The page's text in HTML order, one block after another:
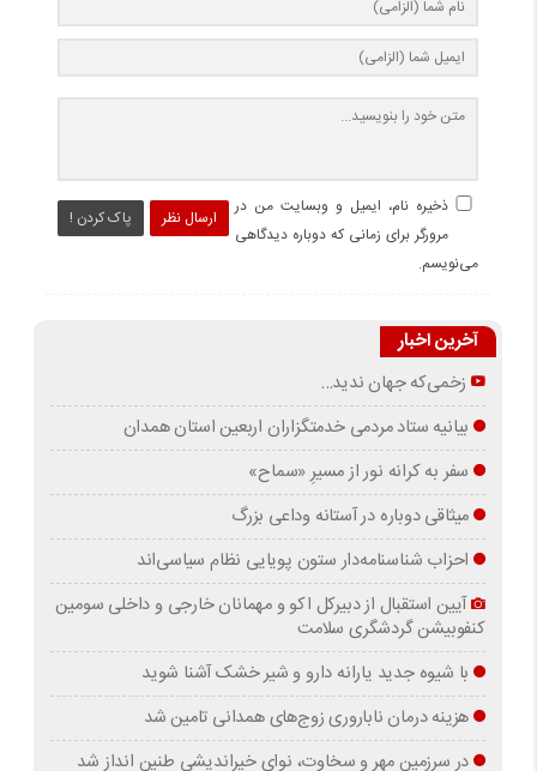
ارسال نظر پاک کردن !
ذخیره نام، ایمیل و وبسایت من در
مرورگر برای زمانی که دوباره دیدگاهی
می‌نویسم.
آخرین اخبار
زخمی‌که جهان ندید…
بیانیه ستاد مردمی خدمتگزاران اربعین استان همدان
سفر به کرانه‌ نور از مسیرِ «سماح»
میثاقی دوباره در آستانه‌ وداعی بزرگ
احزاب شناسنامه‌دار ستون پویایی نظام سیاسی‌اند
آیین استقبال از دبیرکل اکو و مهمانان خارجی و داخلی سومین
کنفوبیشن گردشگری سلامت
با شیوه جدید یارانه دارو و شیر خشک آشنا شوید
هزینه درمان ناباروری زوج‌های همدانی تامین شد
در سرزمین مهر و سخاوت، نوای خیراندیشی طنین انداز شد